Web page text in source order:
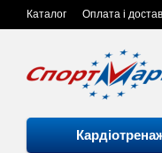
Каталог Оплата і